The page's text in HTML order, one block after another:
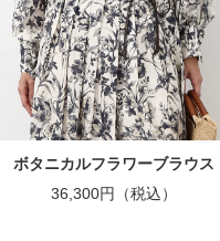
ボタニカルフラワーブラウス
36,300円（税込）